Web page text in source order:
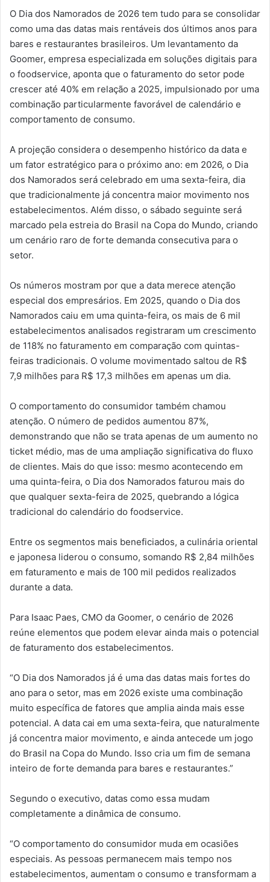
O Dia dos Namorados de 2026 tem tudo para se consolidar
como uma das datas mais rentáveis dos últimos anos para
bares e restaurantes brasileiros. Um levantamento da
Goomer, empresa especializada em soluções digitais para
o foodservice, aponta que o faturamento do setor pode
crescer até 40% em relação a 2025, impulsionado por uma
combinação particularmente favorável de calendário e
comportamento de consumo.
A projeção considera o desempenho histórico da data e
um fator estratégico para o próximo ano: em 2026, o Dia
dos Namorados será celebrado em uma sexta-feira, dia
que tradicionalmente já concentra maior movimento nos
estabelecimentos. Além disso, o sábado seguinte será
marcado pela estreia do Brasil na Copa do Mundo, criando
um cenário raro de forte demanda consecutiva para o
setor.
Os números mostram por que a data merece atenção
especial dos empresários. Em 2025, quando o Dia dos
Namorados caiu em uma quinta-feira, os mais de 6 mil
estabelecimentos analisados registraram um crescimento
de 118% no faturamento em comparação com quintas-
feiras tradicionais. O volume movimentado saltou de R$
7,9 milhões para R$ 17,3 milhões em apenas um dia.
O comportamento do consumidor também chamou
atenção. O número de pedidos aumentou 87%,
demonstrando que não se trata apenas de um aumento no
ticket médio, mas de uma ampliação significativa do fluxo
de clientes. Mais do que isso: mesmo acontecendo em
uma quinta-feira, o Dia dos Namorados faturou mais do
que qualquer sexta-feira de 2025, quebrando a lógica
tradicional do calendário do foodservice.
Entre os segmentos mais beneficiados, a culinária oriental
e japonesa liderou o consumo, somando R$ 2,84 milhões
em faturamento e mais de 100 mil pedidos realizados
durante a data.
Para Isaac Paes, CMO da Goomer, o cenário de 2026
reúne elementos que podem elevar ainda mais o potencial
de faturamento dos estabelecimentos.
“O Dia dos Namorados já é uma das datas mais fortes do
ano para o setor, mas em 2026 existe uma combinação
muito específica de fatores que amplia ainda mais esse
potencial. A data cai em uma sexta-feira, que naturalmente
já concentra maior movimento, e ainda antecede um jogo
do Brasil na Copa do Mundo. Isso cria um fim de semana
inteiro de forte demanda para bares e restaurantes.”
Segundo o executivo, datas como essa mudam
completamente a dinâmica de consumo.
“O comportamento do consumidor muda em ocasiões
especiais. As pessoas permanecem mais tempo nos
estabelecimentos, aumentam o consumo e transformam a